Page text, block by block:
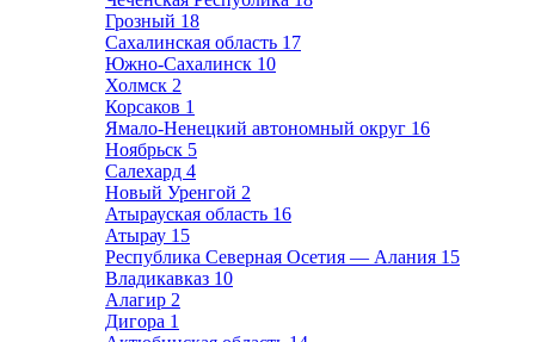
Грозный 18
Сахалинская область 17
Южно-Сахалинск 10
Холмск 2
Корсаков 1
Ямало-Ненецкий автономный округ 16
Ноябрьск 5
Салехард 4
Новый Уренгой 2
Атырауская область 16
Атырау 15
Республика Северная Осетия — Алания 15
Владикавказ 10
Алагир 2
Дигора 1